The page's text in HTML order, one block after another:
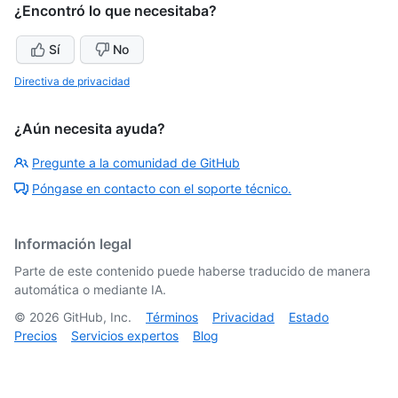
¿Encontró lo que necesitaba?
Sí No
Directiva de privacidad
¿Aún necesita ayuda?
Pregunte a la comunidad de GitHub
Póngase en contacto con el soporte técnico.
Información legal
Parte de este contenido puede haberse traducido de manera
automática o mediante IA.
© 2026 GitHub, Inc. Términos Privacidad
Estado
Precios
Servicios expertos Blog